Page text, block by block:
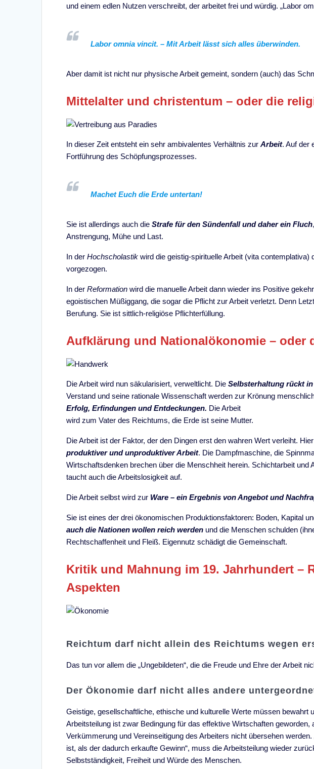
und einem edlen Nutzen verschreibt, der arbeitet frei und würdig. „Labor
Labor omnia vincit. – Mit Arbeit lässt sich alles überwinden.
Aber damit ist nicht nur physische Arbeit gemeint, sondern (auch) das
Mittelalter und christentum – oder die
In dieser Zeit entsteht ein sehr ambivalentes Verhältnis zurArbeit. Auf der
Fortführung des Schöpfungsprozesses.
Machet Euch die Erde untertan!
Sie ist allerdings auch dieStrafe für den Sündenfall und daher ein Fluch
Anstrengung, Mühe und Last.
In derHochscholastikwird die geistig-spirituelle Arbeit (vita
vorgezogen.
In derReformationwird die manuelle Arbeit dann wieder ins Positive
egoistischen Müßiggang, die sogar die Pflicht zur Arbeit verletzt. Denn
Berufung. Sie ist sittlich-religiöse Pflichterfüllung.
Aufklärung und Nationalökonomie – oder
Die Arbeit wird nun säkularisiert, verweltlicht. DieSelbsterhaltung rückt
Verstand und seine rationale Wissenschaft werden zur Krönung
Erfolg, Erfindungen und Entdeckungen. Die Arbeit
wird zum Vater des Reichtums, die Erde ist seine Mutter.
Die Arbeit ist der Faktor, der den Dingen erst den wahren Wert verleiht.
produktiver und unproduktiver Arbeit. Die Dampfmaschine, die
Wirtschaftsdenken brechen über die Menschheit herein. Schichtarbeit und
taucht auch die Arbeitslosigkeit auf.
Die Arbeit selbst wird zur Ware – ein Ergebnis von Angebot und
Sie ist eines der drei ökonomischen Produktionsfaktoren: Boden, Kapital
auch die Nationen wollen reich werden und die Menschen schulden
Rechtschaffenheit und Fleiß. Eigennutz schädigt die Gemeinschaft.
Kritik und Mahnung im 19. Jahrhundert –
Aspekten
Reichtum darf nicht allein des Reichtums wegen
Das tun vor allem die „Ungebildeten“, die die Freude und Ehre der Arbeit
Der Ökonomie darf nicht alles andere
Geistige, gesellschaftliche, ethische und kulturelle Werte müssen bewahrt
Arbeitsteilung ist zwar Bedingung für das effektive Wirtschaften geworden,
Verkümmerung und Vereinseitigung des Arbeiters nicht übersehen
ist, als der dadurch erkaufte Gewinn“, muss die Arbeitsteilung wieder
Selbstständigkeit, Freiheit und Würde des Menschen.